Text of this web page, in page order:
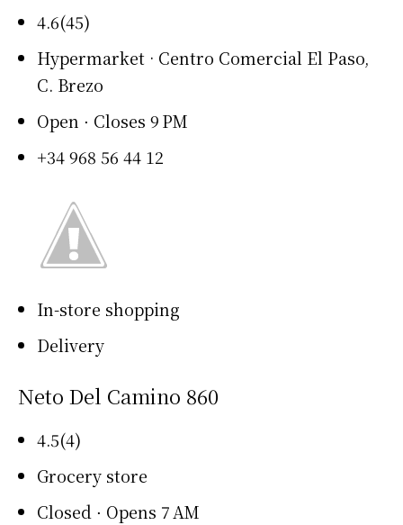
4.6(45)
Hypermarket · Centro Comercial El Paso,
C. Brezo
Open ⋅ Closes 9 PM
+34 968 56 44 12
In-store shopping
Delivery
Neto Del Camino 860
4.5(4)
Grocery store
Closed ⋅ Opens 7 AM